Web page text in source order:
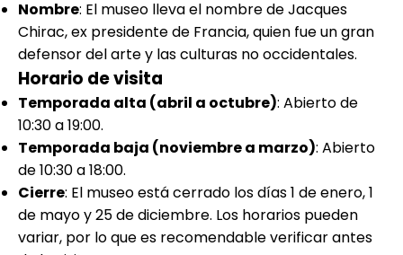
Nombre: El museo lleva el nombre de Jacques
Chirac, ex presidente de Francia, quien fue un gran
defensor del arte y las culturas no occidentales.
Horario de visita
Temporada alta (abril a octubre): Abierto de
10:30 a 19:00.
Temporada baja (noviembre a marzo): Abierto
de 10:30 a 18:00.
Cierre: El museo está cerrado los días 1 de enero, 1
de mayo y 25 de diciembre. Los horarios pueden
variar, por lo que es recomendable verificar antes